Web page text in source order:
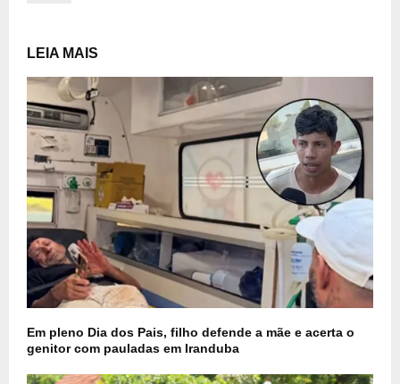
LEIA MAIS
Em pleno Dia dos Pais, filho defende a mãe e acerta o
genitor com pauladas em Iranduba